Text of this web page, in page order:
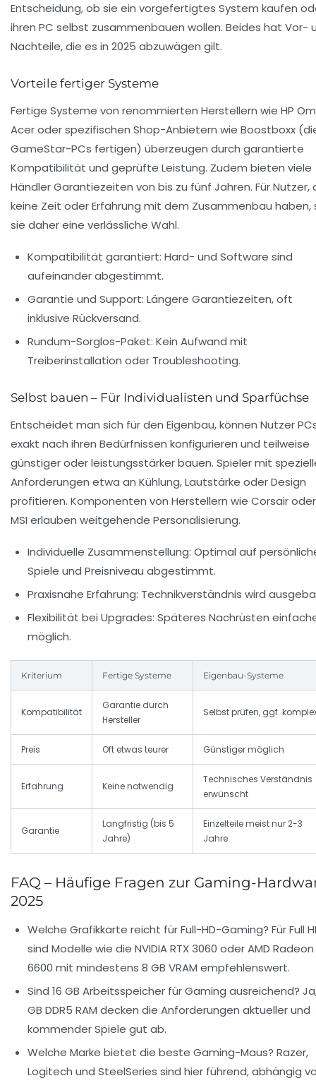
Entscheidung, ob sie ein vorgefertigtes System kaufen
ihren PC selbst zusammenbauen wollen. Beides hat Vor-
Nachteile, die es in 2025 abzuwägen gilt.
Vorteile fertiger Systeme
Fertige Systeme von renommierten Herstellern wie HP
Acer oder spezifischen Shop-Anbietern wie Boostboxx
GameStar-PCs fertigen) überzeugen durch garantierte
Kompatibilität und geprüfte Leistung. Zudem bieten viele
Händler Garantiezeiten von bis zu fünf Jahren. Für Nutzer,
keine Zeit oder Erfahrung mit dem Zusammenbau haben,
sie daher eine verlässliche Wahl.
Kompatibilität garantiert: Hard- und Software sind
aufeinander abgestimmt.
Garantie und Support: Längere Garantiezeiten, oft
inklusive Rückversand.
Rundum-Sorglos-Paket: Kein Aufwand mit
Treiberinstallation oder Troubleshooting.
Selbst bauen – Für Individualisten und Sparfüchse
Entscheidet man sich für den Eigenbau, können Nutzer
exakt nach ihren Bedürfnissen konfigurieren und teilweise
günstiger oder leistungsstärker bauen. Spieler mit
Anforderungen etwa an Kühlung, Lautstärke oder Design
profitieren. Komponenten von Herstellern wie Corsair oder
MSI erlauben weitgehende Personalisierung.
Individuelle Zusammenstellung: Optimal auf
Spiele und Preisniveau abgestimmt.
Praxisnahe Erfahrung: Technikverständnis wird
Flexibilität bei Upgrades: Späteres Nachrüsten
möglich.
Kriterium Fertige Systeme Eigenbau-Systeme
Kompatibilität
Garantie durch
Hersteller
Selbst prüfen, ggf.
Preis Oft etwas teurer Günstiger möglich
Erfahrung Keine notwendig
Technisches Verständnis
erwünscht
Garantie
Langfristig (bis 5
Jahre)
Einzelteile meist nur 2-3
Jahre
FAQ – Häufige Fragen zur Gaming-
2025
Welche Grafikkarte reicht für Full-HD-Gaming? Für Full
sind Modelle wie die NVIDIA RTX 3060 oder AMD Radeon
6600 mit mindestens 8 GB VRAM empfehlenswert.
Sind 16 GB Arbeitsspeicher für Gaming ausreichend?
GB DDR5 RAM decken die Anforderungen aktueller und
kommender Spiele gut ab.
Welche Marke bietet die beste Gaming-Maus? Razer,
Logitech und SteelSeries sind hier führend, abhängig